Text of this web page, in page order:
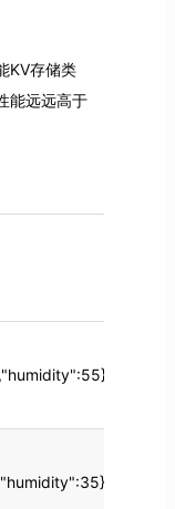
KV存储类
能远远高于